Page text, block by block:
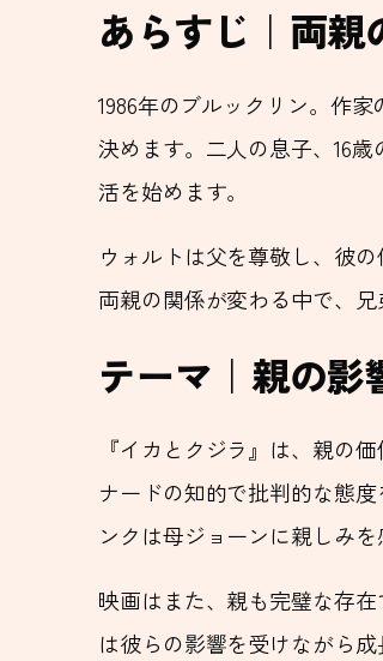
あらすじ｜両
1986年のブルックリン。作
決めます。二人の息子、16
活を始めます。
ウォルトは父を尊敬し、彼
両親の関係が変わる中で、
テーマ｜親の
『イカとクジラ』は、親の
ナードの知的で批判的な態
ンクは母ジョーンに親しみ
映画はまた、親も完璧な存
は彼らの影響を受けながら